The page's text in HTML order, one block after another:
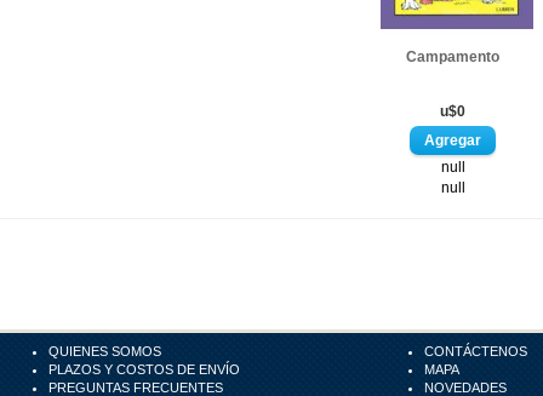
Campamento
u$0
null
null
QUIENES SOMOS
PLAZOS Y COSTOS DE ENVÍO
PREGUNTAS FRECUENTES
CONTÁCTENOS
MAPA
NOVEDADES